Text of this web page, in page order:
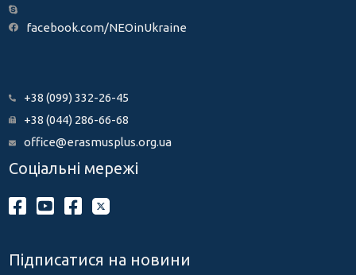
facebook.com/NEOinUkraine
+38 (099) 332-26-45
+38 (044) 286-66-68
office@erasmusplus.org.ua
Соціальні мережі
Підписатися на новини